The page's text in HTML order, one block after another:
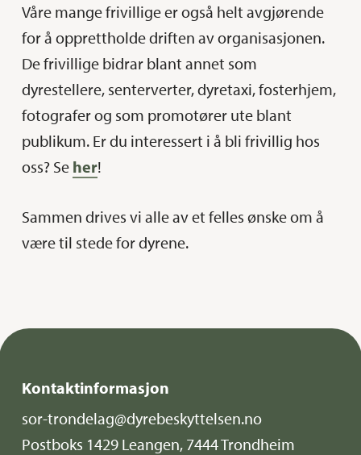
Våre mange frivillige er også helt avgjørende
for å opprettholde driften av organisasjonen.
De frivillige bidrar blant annet som
dyrestellere, senterverter, dyretaxi, fosterhjem,
fotografer og som promotører ute blant
publikum. Er du interessert i å bli frivillig hos
oss? Se her!
Sammen drives vi alle av et felles ønske om å
være til stede for dyrene.
Kontaktinformasjon
sor-trondelag@dyrebeskyttelsen.no
Postboks 1429 Leangen, 7444 Trondheim